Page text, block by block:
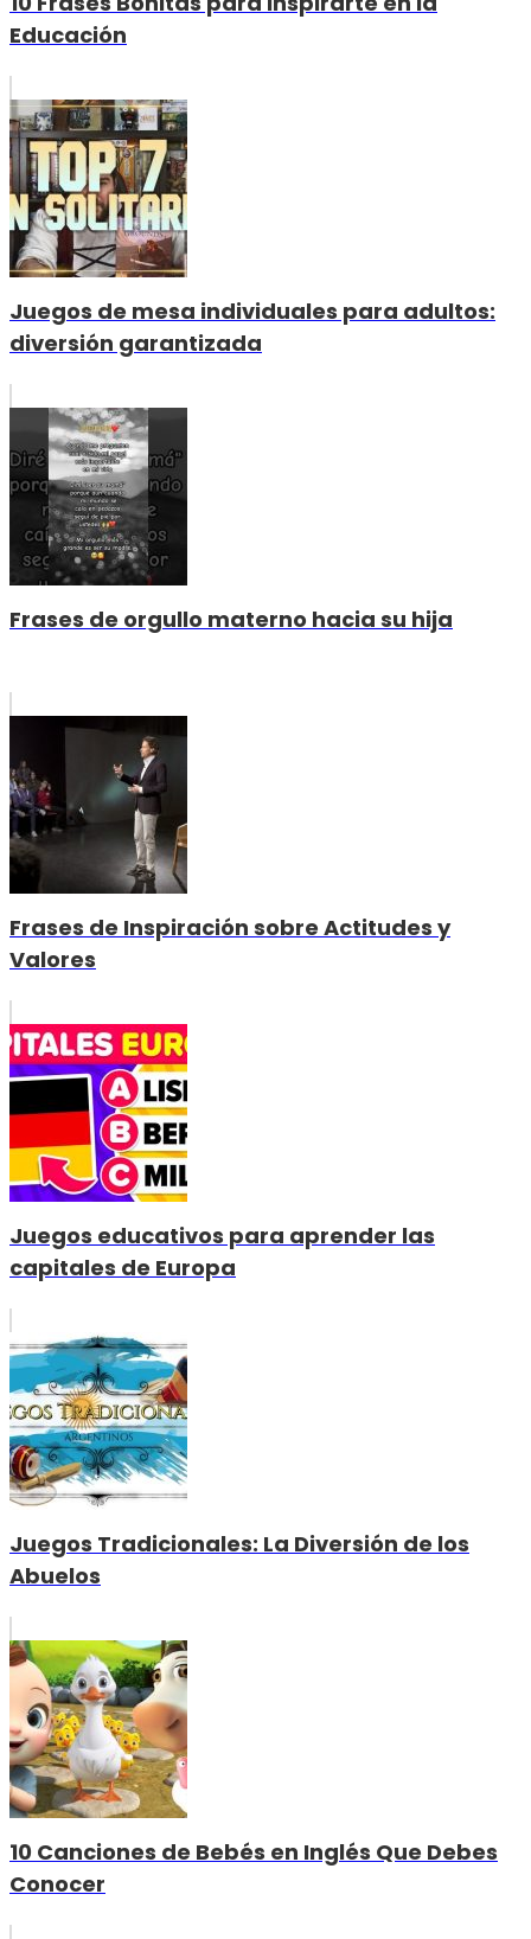
Educación
Juegos de mesa individuales para adultos:
diversión garantizada
Frases de orgullo materno hacia su hija
Frases de Inspiración sobre Actitudes y
Valores
Juegos educativos para aprender las
capitales de Europa
Juegos Tradicionales: La Diversión de los
Abuelos
10 Canciones de Bebés en Inglés Que Debes
Conocer